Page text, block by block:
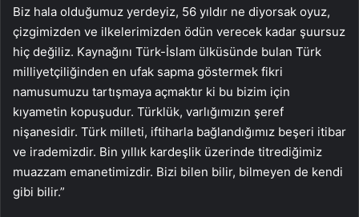
Biz hala olduğumuz yerdeyiz, 56 yıldır ne diyorsak oyuz,
çizgimizden ve ilkelerimizden ödün verecek kadar şuursuz
hiç değiliz. Kaynağını Türk-İslam ülküsünde bulan Türk
milliyetçiliğinden en ufak sapma göstermek fikri
namusumuzu tartışmaya açmaktır ki bu bizim için
kıyametin kopuşudur. Türklük, varlığımızın şeref
nişanesidir. Türk milleti, iftiharla bağlandığımız beşeri itibar
ve irademizdir. Bin yıllık kardeşlik üzerinde titrediğimiz
muazzam emanetimizdir. Bizi bilen bilir, bilmeyen de kendi
gibi bilir.”